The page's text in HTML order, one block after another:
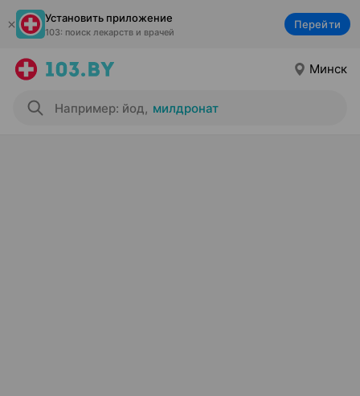
Установить приложение
103: поиск лекарств и врачей
Перейти
Минск
Например: йод, милдронат